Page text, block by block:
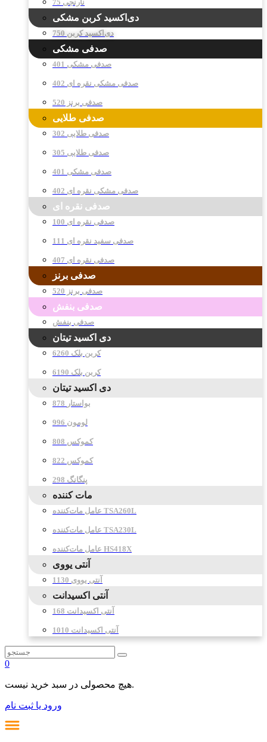
نارنجی 75
دی‌اکسید کربن مشکی
دی‌اکسید کربن 750
صدفی مشکی
صدفی مشکی 401
صدفی مشکی نقره ای 402
صدفی برنز 520
صدفی طلایی
صدفی طلایی 302
صدفی طلایی 305
صدفی مشکی 401
صدفی مشکی نقره ای 402
صدفی نقره ای
صدفی نقره ای 100
صدفی سفید نقره ای 111
صدفی نقره ای 407
صدفی برنز
صدفی برنز 520
صدفی بنفش
صدفی بنفش
دی اکسید تیتان
کربن بلک 6260
کربن بلک 6190
دی اکسید تیتان
878 بواستار
996 لومون
808 کموکس
822 کموکس
298 پنگانگ
مات کننده
عامل مات‌کننده TSA260L
عامل مات‌کننده TSA230L
عامل مات‌کننده HS418X
آنتی یووی
آنتی یووی 1130
آنتی اکسیدانت
آنتی اکسیدانت 168
آنتی اکسیدانت 1010
0
هیچ محصولی در سبد خرید نیست.
ورود یا ثبت نام